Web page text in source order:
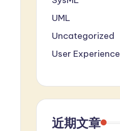
UML
Uncategorized
User Experience
近期文章